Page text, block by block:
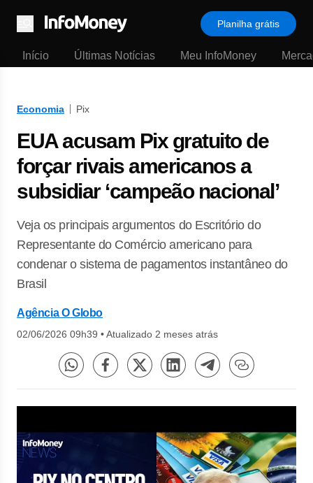
Menu
Planilha grátis
Início Últimas Notícias Meu InfoMoney
Economia Pix
EUA acusam Pix gratuito de
forçar rivais americanos a
subsidiar ‘campeão nacional’
Veja os principais argumentos do Escritório do
Representante do Comércio americano para
condenar o sistema de pagamentos instantâneo do
Brasil
Agência O Globo
02/06/2026 09h39 •Atualizado 2 meses atrás